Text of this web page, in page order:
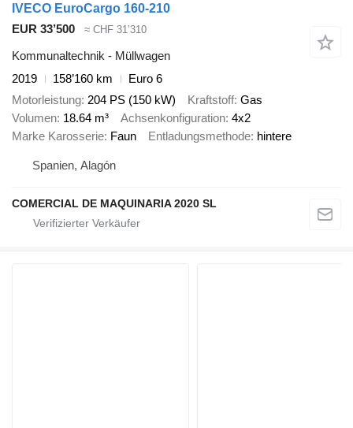
IVECO EuroCargo 160-210
EUR 33’500
≈ CHF 31’310
Kommunaltechnik - Müllwagen
2019
158’160 km
Euro 6
Motorleistung 204 PS (150 kW) Kraftstoff Gas
Volumen 18.64 m³ Achsenkonfiguration 4x2
Marke Karosserie Faun Entladungsmethode hintere
Spanien, Alagón
COMERCIAL DE MAQUINARIA 2020 SL